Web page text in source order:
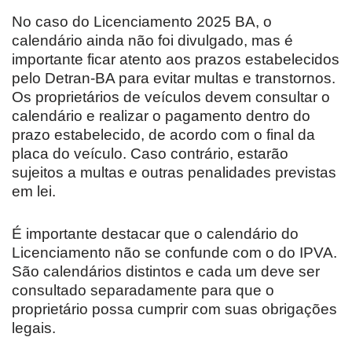
No caso do Licenciamento 2025 BA, o
calendário ainda não foi divulgado, mas é
importante ficar atento aos prazos estabelecidos
pelo Detran-BA para evitar multas e transtornos.
Os proprietários de veículos devem consultar o
calendário e realizar o pagamento dentro do
prazo estabelecido, de acordo com o final da
placa do veículo. Caso contrário, estarão
sujeitos a multas e outras penalidades previstas
em lei.
É importante destacar que o calendário do
Licenciamento não se confunde com o do IPVA.
São calendários distintos e cada um deve ser
consultado separadamente para que o
proprietário possa cumprir com suas obrigações
legais.